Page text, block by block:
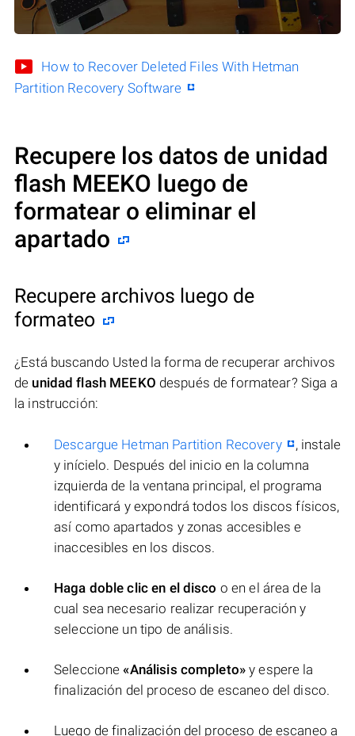
How to Recover Deleted Files With Hetman
Partition Recovery Software
Recupere los datos de unidad
flash MEEKO luego de
formatear o eliminar el
apartado
Recupere archivos luego de
formateo
¿Está buscando Usted la forma de recuperar archivos
de unidad flash MEEKO después de formatear? Siga a
la instrucción:
Descargue Hetman Partition Recovery
, instale
y inícielo. Después del inicio en la columna
izquierda de la ventana principal, el programa
identificará y expondrá todos los discos físicos,
así como apartados y zonas accesibles e
inaccesibles en los discos.
Haga doble clic en el disco o en el área de la
cual sea necesario realizar recuperación y
seleccione un tipo de análisis.
Seleccione«Análisis completo» y espere la
finalización del proceso de escaneo del disco.
Luego de finalización del proceso de escaneo a